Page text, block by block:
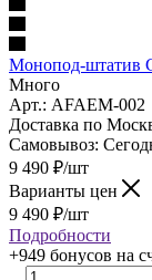
Монопод-штатив
Много
Арт.: AFAEM-002
Доставка по
Самовывоз:
9 490 ₽/шт
Варианты цен
9 490 ₽/шт
Подробности
+949 бонусов на